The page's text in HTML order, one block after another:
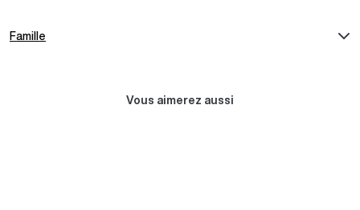
Famille
Vous aimerez aussi
366,00 €
ANA MARCEAU